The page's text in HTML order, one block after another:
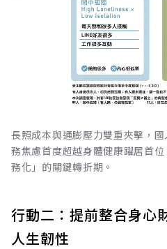
長照成本與通膨壓力雙重夾擊，
務焦慮首度超越身體健康躍居首
務化」的關鍵轉折期。
行動二：提前整合身心
人生韌性